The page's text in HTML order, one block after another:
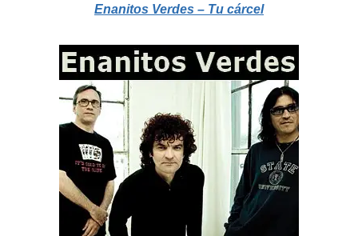
Enanitos Verdes – Tu cárcel